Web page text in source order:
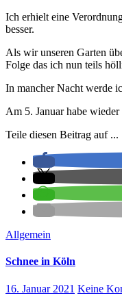
Ich erhielt eine
besser.
Als wir unseren Garten
Folge das ich nun teils
In mancher Nacht werde
Am 5. Januar habe
Teile diesen Beitrag auf ...
Allgemein
Schnee in Köln
16. Januar 2021 Keine